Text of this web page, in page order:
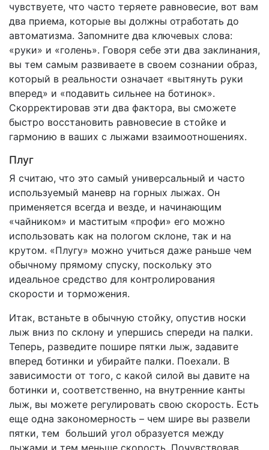
чувствуете, что часто теряете равновесие, вот вам
два приема, которые вы должны отработать до
автоматизма. Запомните два ключевых слова:
«руки» и «голень». Говоря себе эти два заклинания,
вы тем самым развиваете в своем сознании образ,
который в реальности означает «вытянуть руки
вперед» и «подавить сильнее на ботинок».
Скорректировав эти два фактора, вы сможете
быстро восстановить равновесие в стойке и
гармонию в ваших с лыжами взаимоотношениях.
Плуг
Я считаю, что это самый универсальный и часто
используемый маневр на горных лыжах. Он
применяется всегда и везде, и начинающим
«чайником» и маститым «профи» его можно
использовать как на пологом склоне, так и на
крутом. «Плугу» можно учиться даже раньше чем
обычному прямому спуску, поскольку это
идеальное средство для контролирования
скорости и торможения.
Итак, встаньте в обычную стойку, опустив носки
лыж вниз по склону и упершись спереди на палки.
Теперь, разведите пошире пятки лыж, задавите
вперед ботинки и убирайте палки. Поехали. В
зависимости от того, с какой силой вы давите на
ботинки и, соответственно, на внутренние канты
лыж, вы можете регулировать свою скорость. Есть
еще одна закономерность – чем шире вы развели
пятки, тем больший угол образуется между